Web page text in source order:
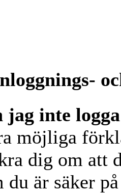
jag inte
möjliga
dig om att
du är säker